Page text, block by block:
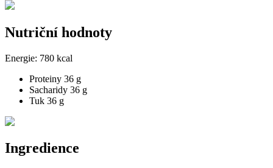
Nutriční hodnoty
Energie: 780 kcal
Proteiny 36 g
Sacharidy 36 g
Tuk 36 g
Ingredience